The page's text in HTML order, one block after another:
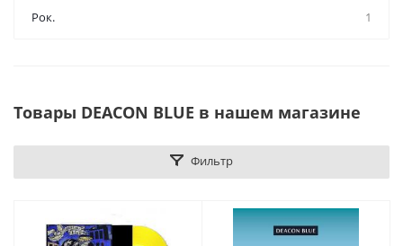
Рок.
1
Товары DEACON BLUE в нашем магазине
Фильтр